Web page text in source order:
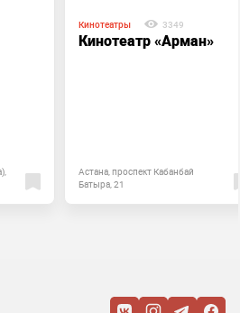
Кинотеатры 3349
Кинотеатр «Арман»
Астана, проспект Кабанбай
Батыра, 21